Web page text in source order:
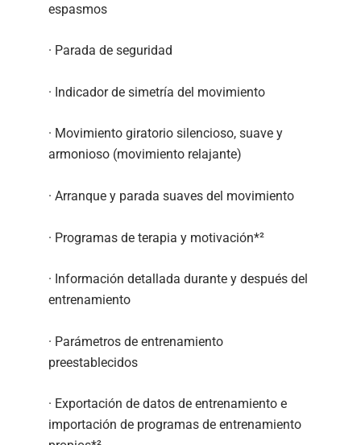
espasmos
· Parada de seguridad
· Indicador de simetría del movimiento
· Movimiento giratorio silencioso, suave y
armonioso (movimiento relajante)
· Arranque y parada suaves del movimiento
· Programas de terapia y motivación*²
· Información detallada durante y después del
entrenamiento
· Parámetros de entrenamiento
preestablecidos
· Exportación de datos de entrenamiento e
importación de programas de entrenamiento